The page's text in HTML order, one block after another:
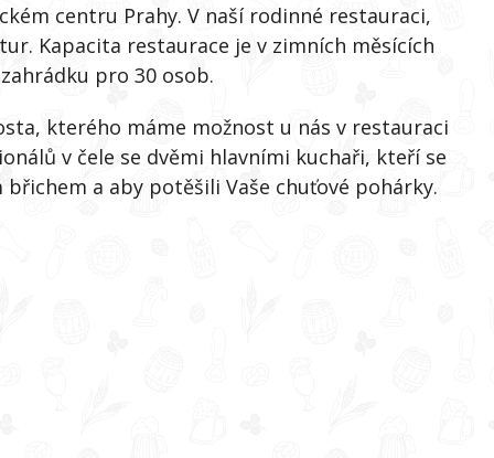
centru Prahy. V naší rodinné restauraci,
Kapacita restaurace je v zimních měsících
pro 30 osob.
kterého máme možnost u nás v restauraci
v čele se dvěmi hlavními kuchaři, kteří se
a aby potěšili Vaše chuťové pohárky.